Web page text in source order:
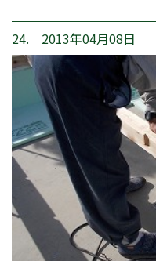
24. 2013年04月08日